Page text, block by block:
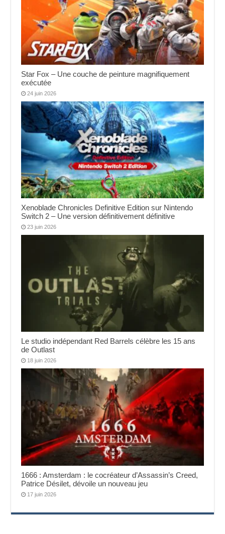
Star Fox – Une couche de peinture magnifiquement
exécutée
24 juin 2026
Xenoblade Chronicles Definitive Edition sur Nintendo
Switch 2 – Une version définitivement définitive
23 juin 2026
Le studio indépendant Red Barrels célèbre les 15 ans
de Outlast
18 juin 2026
1666 : Amsterdam : le cocréateur d’Assassin’s Creed,
Patrice Désilet, dévoile un nouveau jeu
17 juin 2026